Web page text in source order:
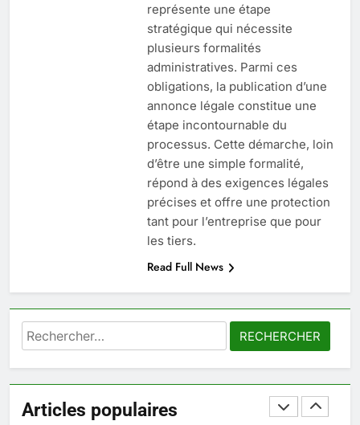
représente une étape
stratégique qui nécessite
plusieurs formalités
administratives. Parmi ces
obligations, la publication d’une
annonce légale constitue une
étape incontournable du
processus. Cette démarche, loin
d’être une simple formalité,
répond à des exigences légales
précises et offre une protection
tant pour l’entreprise que pour
les tiers.
Read Full News
Rechercher :
Articles populaires
Les secrets révélés pour une
peau éclatante grâce à The
Ordinary
SANTÉ
Prévenir les chutes chez les
seniors: aménagement et
exercices
BIEN ÊTRE
Voyance à La Rochelle : où
sérieux à un tarif juste ?
BIEN ÊTRE
1
reviennent chaque année
MODE